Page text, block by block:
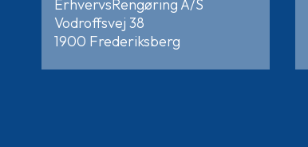
ErhvervsRengøring A/S
Vodroffsvej 38
1900 Frederiksberg